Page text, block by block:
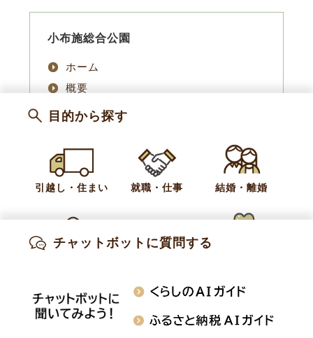
小布施総合公園
ホーム
概要
施設案内
公園利用者へのお願い
お知らせ
イベント
アクセス
お問い合わせ
知りたい情報を検索
目的から探す
引越し・住まい 就職・仕事 結婚・離婚
チャットボットに質問する